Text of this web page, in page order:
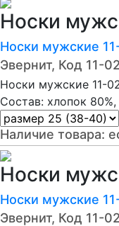
Носки
Носки мужские
Эвернит, Код 11-
Носки мужские 11-
Состав: хлопок
Наличие товара:
Носки
Носки мужские
Эвернит, Код 11-